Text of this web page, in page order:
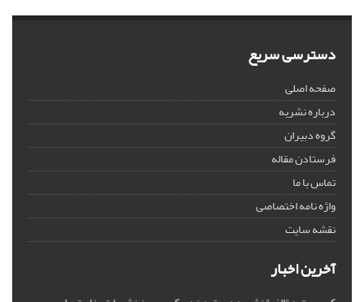
دسترسی سریع
صفحه اصلی
درباره نشریه
گروه دبیران
فرستادن مقاله
تماس با ما
واژه نامه اختصاصی
نقشه سایت
آخرین اخبار